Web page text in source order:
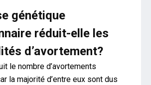
génétique
réduit-elle les
d’avortement?
le nombre d’avortements
la majorité d’entre eux sont dus